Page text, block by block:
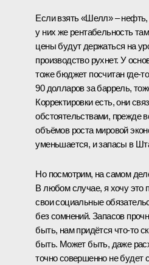
Если взять «Шелл» –
у них же рентабельность
цены будут держаться на
производство рухнет. У
тоже бюджет посчитан
90 долларов за баррель,
Корректировки есть, они
обстоятельствами, прежде
объёмов роста мировой
уменьшается, и запасы в
Но посмотрим, на самом
В любом случае, я хочу это
свои социальные
без сомнений. Запасов
быть, нам придётся что‑то
быть. Может быть, даже
точно совершенно не будет